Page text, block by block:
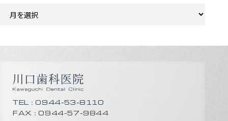
イ
TEL：0944-53-8110
FAX：0944-57-9844